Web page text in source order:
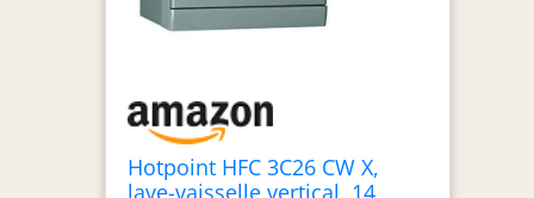
Hotpoint HFC 3C26 CW X,
lave-vaisselle vertical, 14